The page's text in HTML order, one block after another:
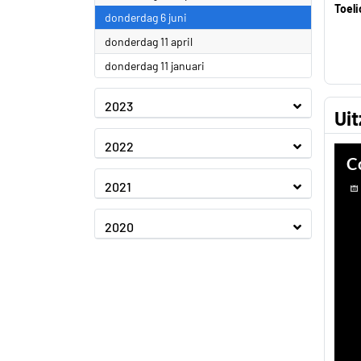
donderdag 6 juni
donderdag 11 april2024
donderdag 11 januari
2023
2022
2021
2020